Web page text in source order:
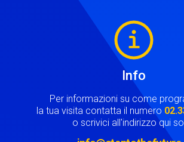
Info
Per informazioni su come
la tua visita contatta il numero
o scrivici all'indirizzo qui